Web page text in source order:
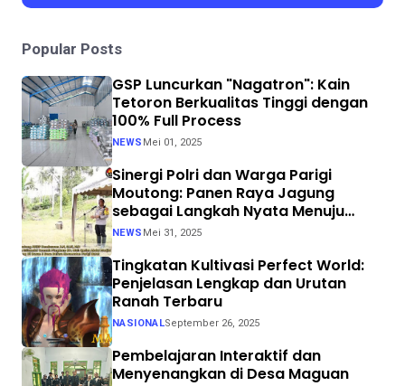
Popular Posts
GSP Luncurkan "Nagatron": Kain
Tetoron Berkualitas Tinggi dengan
100% Full Process
NEWS Mei 01, 2025
Sinergi Polri dan Warga Parigi
Moutong: Panen Raya Jagung
sebagai Langkah Nyata Menuju
Swasembada Pangan
NEWS Mei 31, 2025
Tingkatan Kultivasi Perfect World:
Penjelasan Lengkap dan Urutan
Ranah Terbaru
NASIONALSeptember 26, 2025
Pembelajaran Interaktif dan
Menyenangkan di Desa Maguan